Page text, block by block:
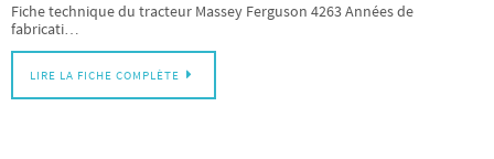
Fiche technique du tracteur Massey Ferguson 4263 Années de
fabricati…
LIRE LA FICHE COMPLÈTE